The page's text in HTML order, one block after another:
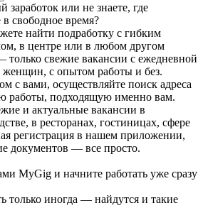
или не знаете, где
в свободное время?
найти подработку с гибким
в центре или в любом другом
только свежие вакансии с ежедневной
женщин, с опытом работы и без.
с вами, осуществляйте поиск адреса
работы, подходящую именно вам.
и актуальные вакансии в
в ресторанах, гостиницах, сфере
регистрация в нашем приложении,
документов — все просто.
MyGig и начните работать уже сразу
только иногда — найдутся и такие